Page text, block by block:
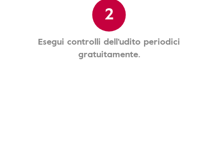
2
Esegui controlli dell'udito periodici
gratuitamente.